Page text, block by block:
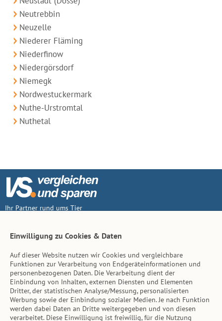
Neutrebbin
Neuzelle
Niederer Fläming
Niederfinow
Niedergörsdorf
Niemegk
Nordwestuckermark
Nuthe-Urstromtal
Nuthetal
Ihr Partner rund ums Tier
Inhalt
Tierarzt-Suche
Hinweise
Einwilligung zu Cookies & Daten
Auf dieser Website nutzen wir Cookies und vergleichbare
Funktionen zur Verarbeitung von Endgeräteinformationen und
personenbezogenen Daten. Die Verarbeitung dient der
Einbindung von Inhalten, externen Diensten und Elementen
Dritter, der statistischen Analyse/Messung, personalisierten
Werbung sowie der Einbindung sozialer Medien. Je nach Funktion
werden dabei Daten an Dritte weitergegeben und von diesen
verarbeitet. Diese Einwilligung ist freiwillig, für die Nutzung